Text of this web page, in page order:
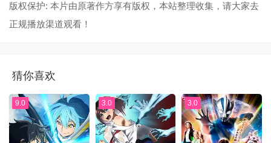
版权保护: 本片由原著作方享有版权，本站整理收集，请大家去
正规播放渠道观看！
猜你喜欢
9.0 3.0 3.0